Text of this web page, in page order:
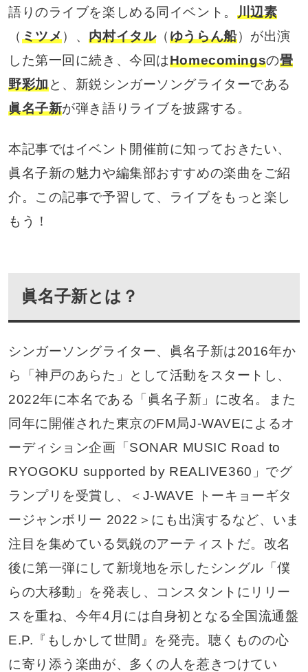
語りのライブを楽しめる同イベント。 川辺素
（ミツメ）、内村イタル（ゆうらん船）が出演
した第一回に続き、今回はHomecomingsの畳
野彩加と、新鋭シンガーソングライターである
眞名子新が弾き語りライブを披露する。
本記事ではイベント開催前に知っておきたい、
眞名子新の魅力や編集部おすすめの楽曲をご紹
介。この記事で予習して、ライブをもっと楽し
もう！
眞名子新とは？
シンガーソングライター、眞名子新は2016年か
ら「神戸のあらた」として活動をスタートし、
2022年に本名である「眞名子新」に改名。また
同年に開催された東京のFM局J-WAVEによるオ
ーディション企画「SONAR MUSIC Road to
RYOGOKU supported by REALIVE360」でグ
ランプリを受賞し、＜J-WAVE トーキョーギタ
ージャンボリー 2022＞にも出演するなど、いま
注目を集めている気鋭のアーティストだ。改名
後に第一弾にして新境地を示したシングル「僕
らの大移動」を発表し、コンスタントにリリー
スを重ね、今年4月には自身初となる全国流通盤
E.P.『もしかして世間』を発売。聴くものの心
に寄り添う楽曲が、多くの人を惹きつけてい